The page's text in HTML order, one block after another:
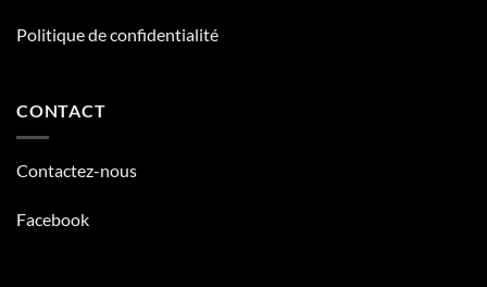
Politique de confidentialité
CONTACT
Contactez-nous
Facebook